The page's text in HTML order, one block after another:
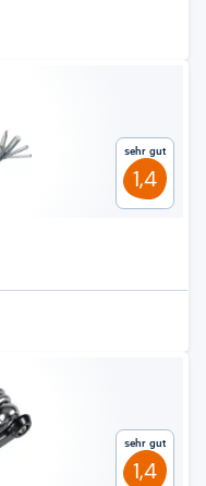
Sehr gut
1,4
Sehr gut
1,4